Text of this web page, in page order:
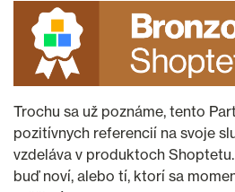
Trochu sa už poznáme, tento
pozitívnych referencií na svoje
vzdeláva v produktoch
buď noví, alebo tí, ktorí sa